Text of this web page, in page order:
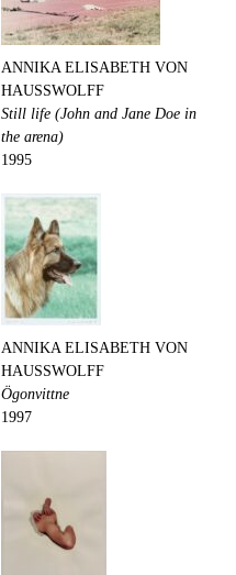
ANNIKA ELISABETH VON
HAUSSWOLFF
Still life (John and Jane Doe in
the arena)
1995
ANNIKA ELISABETH VON
HAUSSWOLFF
Ögonvittne
1997